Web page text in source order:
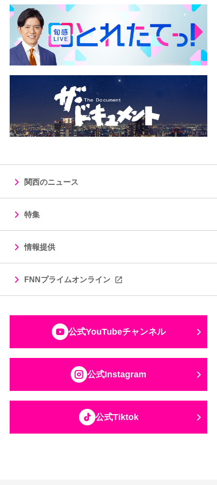
関西のニュース
特集
情報提供
FNNプライムオンライン
公式YouTubeチャンネル
公式Instagram
公式Tiktok